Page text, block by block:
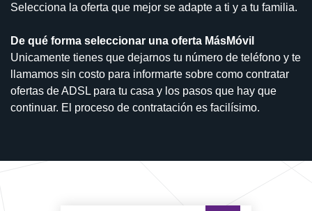
Selecciona la oferta que mejor se adapte a ti y a tu familia.
De qué forma seleccionar una oferta MásMóvil
Unicamente tienes que dejarnos tu número de teléfono y te
llamamos sin costo para informarte sobre como contratar
ofertas de ADSL para tu casa y los pasos que hay que
continuar. El proceso de contratación es facilísimo.